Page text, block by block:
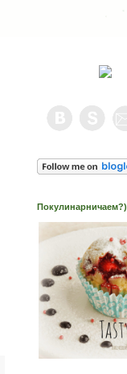
Покулинарничаем?)